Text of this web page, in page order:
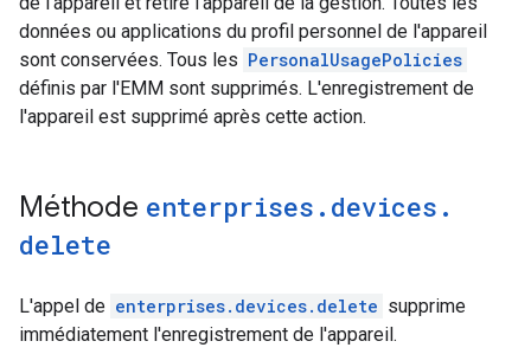
données ou applications du profil personnel de l'appareil
sont conservées. Tous les PersonalUsagePolicies
définis par l'EMM sont supprimés. L'enregistrement de
l'appareil est supprimé après cette action.
Méthode enterprises . devices .
delete
L'appel de enterprises.devices.delete supprime
immédiatement l'enregistrement de l'appareil.